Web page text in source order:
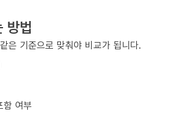
방법
은 기준으로 맞춰야 비교가 됩니다.
함 여부